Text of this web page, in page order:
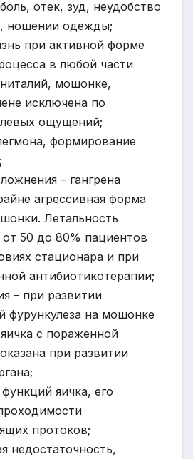
отек, зуд, неудобство
ношении одежды;
при активной форме
в любой части
мошонке,
исключена по
ощущений;
формирование
– гангрена
агрессивная форма
Летальность
от 50 до 80% пациентов
стационара и при
антибиотикотерапии;
– при развитии
фурункулеза на мошонке
с пораженной
при развитии
яичка, его
протоков;
недостаточность,